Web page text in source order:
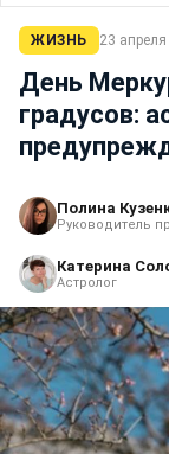
ЖИЗНЬ 23
День
градусов:
Полина
Руководитель
Катерина
Астролог